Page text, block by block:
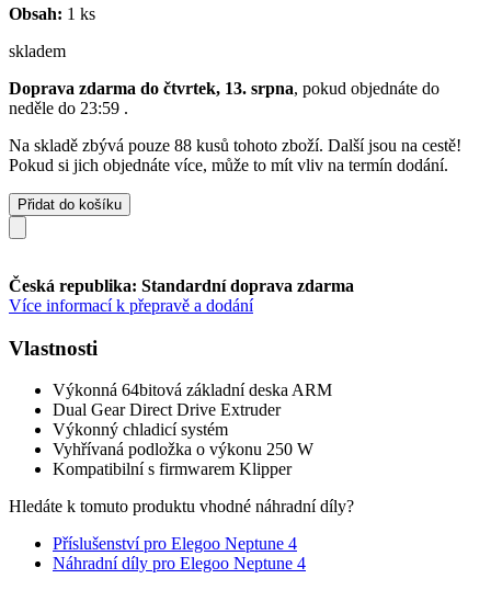
Obsah: 1 ks
skladem
Doprava zdarma do čtvrtek, 13. srpna, pokud objednáte do
neděle do 23:59 .
Na skladě zbývá pouze 88 kusů tohoto zboží. Další jsou na cestě!
Pokud si jich objednáte více, může to mít vliv na termín dodání.
Přidat do košíku
Česká republika: Standardní doprava zdarma
Více informací k přepravě a dodání
Vlastnosti
Výkonná 64bitová základní deska ARM
Dual Gear Direct Drive Extruder
Výkonný chladicí systém
Vyhřívaná podložka o výkonu 250 W
Kompatibilní s firmwarem Klipper
Hledáte k tomuto produktu vhodné náhradní díly?
Příslušenství pro Elegoo Neptune 4
Náhradní díly pro Elegoo Neptune 4